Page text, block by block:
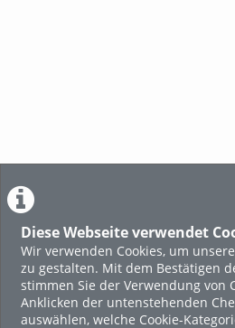
Diese Webseite verwendet
Wir verwenden Cookies, um
zu gestalten. Mit dem Bestätigen
stimmen Sie der Verwendung von
Anklicken der untenstehenden
auswählen, welche Cookie-